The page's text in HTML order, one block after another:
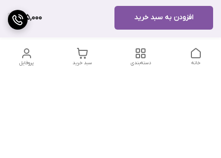
315,000 افزودن به سبد خرید
پروفایل سبد خرید دسته‌بندی خانه